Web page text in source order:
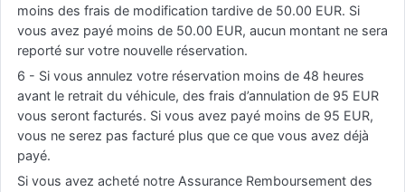
moins des frais de modification tardive de 50.00 EUR. Si
vous avez payé moins de 50.00 EUR, aucun montant ne sera
reporté sur votre nouvelle réservation.
6 - Si vous annulez votre réservation moins de 48 heures
avant le retrait du véhicule, des frais d’annulation de 95 EUR
vous seront facturés. Si vous avez payé moins de 95 EUR,
vous ne serez pas facturé plus que ce que vous avez déjà
payé.
Si vous avez acheté notre Assurance Remboursement des